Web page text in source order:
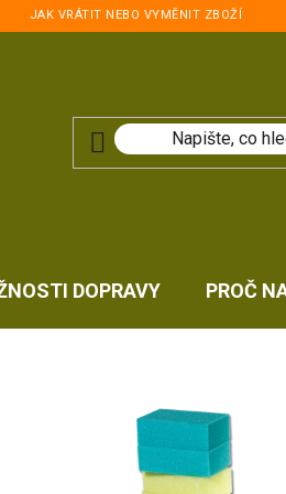
JAK VRÁTIT NEBO VYMĚNIT ZBOŽÍ
DOPRAVY PROČ